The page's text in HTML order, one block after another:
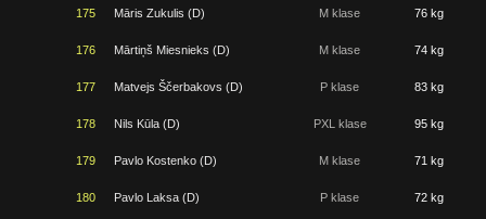
175 Māris Zukulis (D) M klase 76 kg
176 Mārtiņš Miesnieks (D) M klase 74 kg
177 Matvejs Ščerbakovs (D) P klase 83 kg
178 Nils Kūla (D) PXL klase 95 kg
179 Pavlo Kostenko (D) M klase 71 kg
180 Pavlo Laksa (D) P klase 72 kg